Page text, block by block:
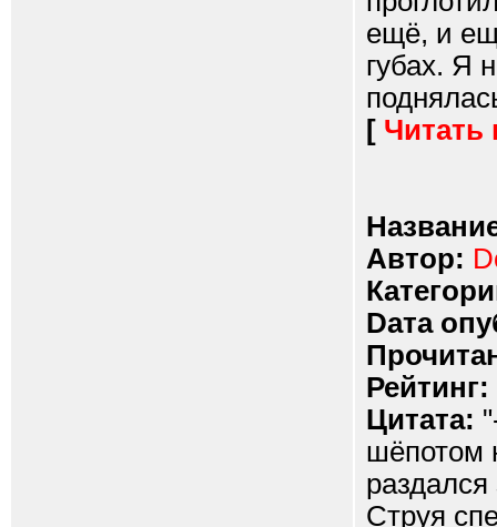
ещё, и
губах. Я
[ Читать
Автор:
Dата
Рейтинг:
Цитата:
шёпотом
раздался
Струя